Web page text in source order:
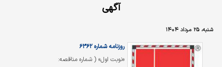
آگهی
شنبه، ۲۵ مرداد ۱۴۰۴
«نوبت اول» ( شماره مناقصه:
روزنامه شماره ۶۳۶۲